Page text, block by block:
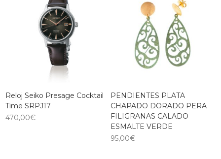
Reloj Seiko Presage Cocktail
Time SRPJ17
470,00€
PENDIENTES PLATA
CHAPADO DORADO PERA
FILIGRANAS CALADO
ESMALTE VERDE
95,00€